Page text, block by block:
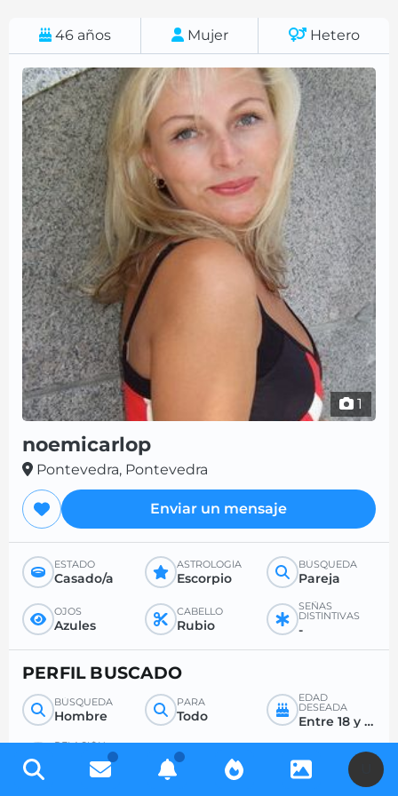
46 años Mujer Hetero
1
noemicarlop
Pontevedra, Pontevedra
Enviar un mensaje
ESTADO
Casado/a
ASTROLOGÍA
Escorpio
BÚSQUEDA
Pareja
OJOS
Azules
CABELLO
Rubio
SEÑAS
DISTINTIVAS
-
PERFIL BUSCADO
BÚSQUEDA
Hombre
PARA
Todo
EDAD
DESEADA
Entre 18 y 99
RELACIÓN